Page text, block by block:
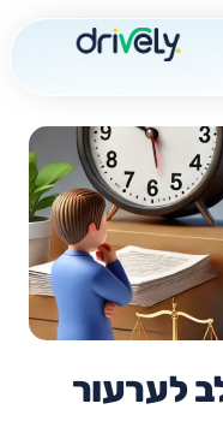
לערעור